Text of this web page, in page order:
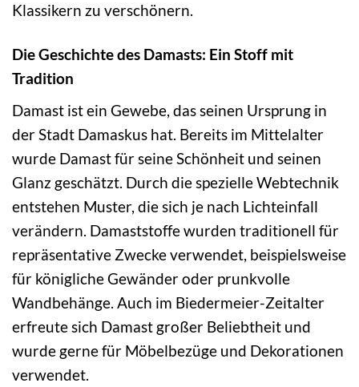
Klassikern zu verschönern.
Die Geschichte des Damasts: Ein Stoff mit
Tradition
Damast ist ein Gewebe, das seinen Ursprung in
der Stadt Damaskus hat. Bereits im Mittelalter
wurde Damast für seine Schönheit und seinen
Glanz geschätzt. Durch die spezielle Webtechnik
entstehen Muster, die sich je nach Lichteinfall
verändern. Damaststoffe wurden traditionell für
repräsentative Zwecke verwendet, beispielsweise
für königliche Gewänder oder prunkvolle
Wandbehänge. Auch im Biedermeier-Zeitalter
erfreute sich Damast großer Beliebtheit und
wurde gerne für Möbelbezüge und Dekorationen
verwendet.